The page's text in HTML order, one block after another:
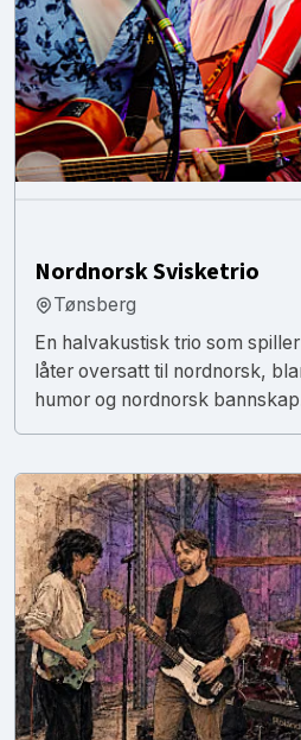
Nordnorsk Svisketrio
Tønsberg
En halvakustisk trio som
låter oversatt til nordnorsk,
humor og nordnorsk